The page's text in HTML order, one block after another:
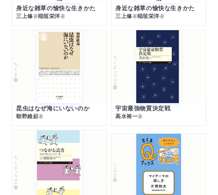
身近な雑草の愉快な生きかた
三上修著稲垣栄洋著
身近な雑草の愉快な生きかた
三上修著稲垣栄洋著
ちくま新書
昆虫はなぜ海にいないのか
朝野維起著
ちくまプリマー新書
宇宙最強物質決定戦
高水裕一著
ちくまプリマー新書 シリーズ・全集